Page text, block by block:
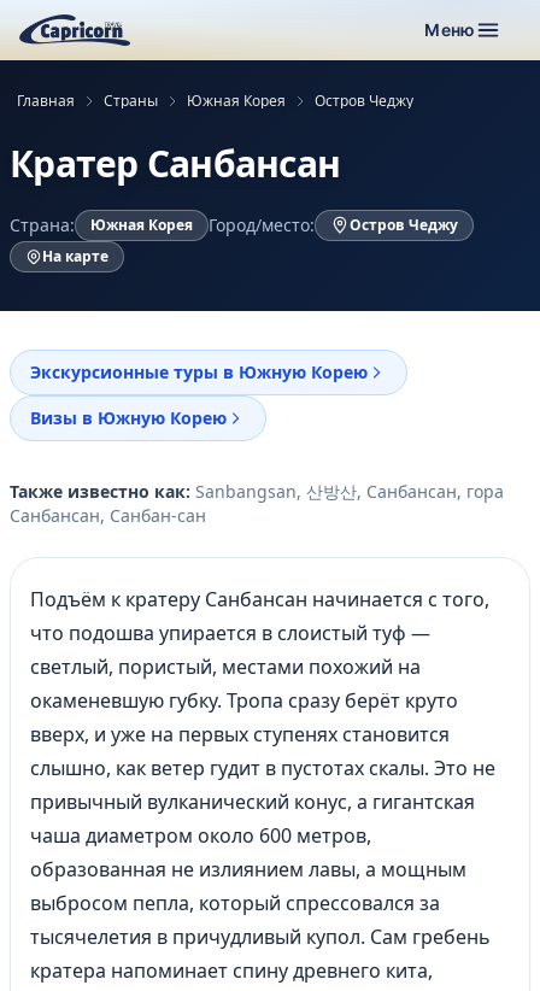
Меню
Главная Страны Южная Корея Остров Чеджу
Кратер Санбансан
Страна: Южная Корея Город/место:
Остров Чеджу
На карте
Экскурсионные туры в Южную Корею
Визы в Южную Корею
Также известно как: Sanbangsan, 산방산, Санбансан, гора
Санбансан, Санбан-сан
Подъём к кратеру Санбансан начинается с того,
что подошва упирается в слоистый туф —
светлый, пористый, местами похожий на
окаменевшую губку. Тропа сразу берёт круто
вверх, и уже на первых ступенях становится
слышно, как ветер гудит в пустотах скалы. Это не
привычный вулканический конус, а гигантская
чаша диаметром около 600 метров,
образованная не излиянием лавы, а мощным
выбросом пепла, который спрессовался за
тысячелетия в причудливый купол. Сам гребень
кратера напоминает спину древнего кита,